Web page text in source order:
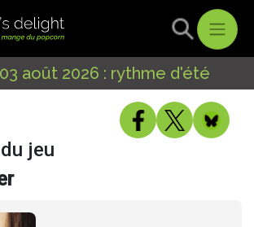
août 2026 : rythme d'été
jeu